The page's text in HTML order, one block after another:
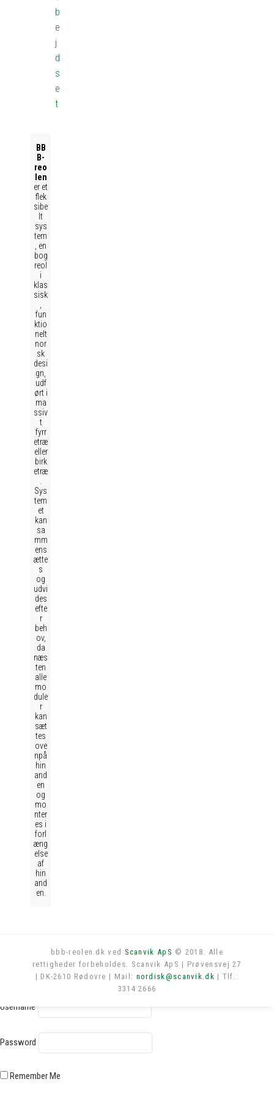
b
e
j
d
s
e
t
BB
B-
reo
len
er et
flek
sibe
lt
sys
tem
, en
bog
reol
i
klas
sisk
fun
ktio
nelt
nor
sk
desi
gn,
udf
ørt i
ma
ssiv
t
fyrr
etræ
eller
birk
etræ
Sys
tem
et
kan
sa
mm
ens
ætte
s
og
udvi
des
efte
r
beh
ov,
da
næs
ten
alle
mo
dule
r
kan
sæt
tes
ove
npå
hin
and
en
og
mo
nter
es i
forl
æng
else
af
hin
and
en.
bbb-reolen.dk ved Scanvik ApS © 2018. Alle
rettigheder forbeholdes. Scanvik ApS | Prøvensvej 27
| DK-2610 Rødovre | Mail: nordisk@scanvik.dk | Tlf.:
3314 2666
Log in
Username
Password
Remember Me